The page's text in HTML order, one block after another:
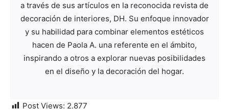
a través de sus artículos en la reconocida revista de
decoración de interiores, DH. Su enfoque innovador
y su habilidad para combinar elementos estéticos
hacen de Paola A. una referente en el ámbito,
inspirando a otros a explorar nuevas posibilidades
en el diseño y la decoración del hogar.
Post Views: 2.877